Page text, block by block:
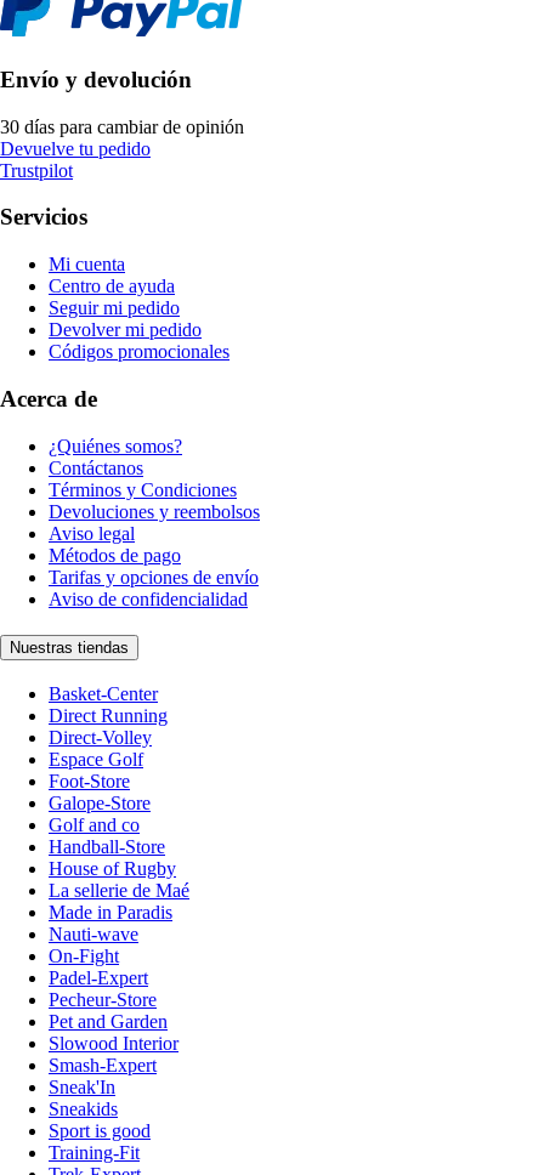
Envío y devolución
30 días para cambiar de opinión
Devuelve tu pedido
Trustpilot
Servicios
Mi cuenta
Centro de ayuda
Seguir mi pedido
Devolver mi pedido
Códigos promocionales
Acerca de
¿Quiénes somos?
Contáctanos
Términos y Condiciones
Devoluciones y reembolsos
Aviso legal
Métodos de pago
Tarifas y opciones de envío
Aviso de confidencialidad
Nuestras tiendas
Basket-Center
Direct Running
Direct-Volley
Espace Golf
Foot-Store
Galope-Store
Golf and co
Handball-Store
House of Rugby
La sellerie de Maé
Made in Paradis
Nauti-wave
On-Fight
Padel-Expert
Pecheur-Store
Pet and Garden
Slowood Interior
Smash-Expert
Sneak'In
Sneakids
Sport is good
Training-Fit